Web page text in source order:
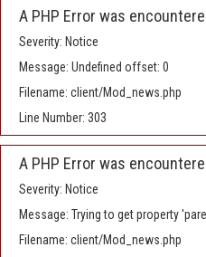
A PHP Error was
Severity: Notice
Message: Undefined offset: 0
Filename: client/Mod_news.php
Line Number: 303
A PHP Error was
Severity: Notice
Message: Trying to get property
Filename: client/Mod_news.php